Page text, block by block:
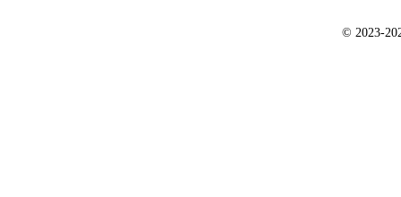
© 2023-